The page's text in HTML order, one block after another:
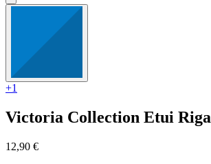
+1
Victoria Collection Etui Riga
12,90 €